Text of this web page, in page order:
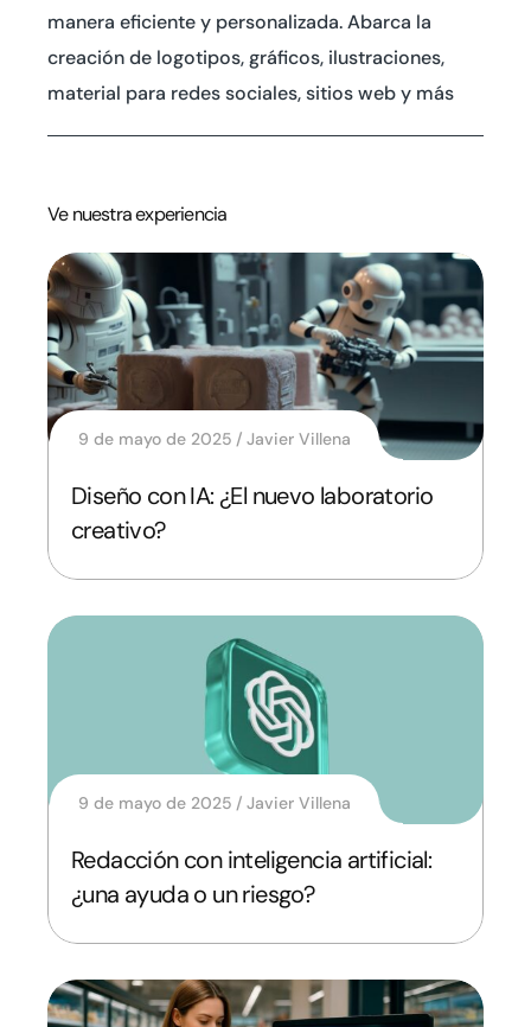
manera eficiente y personalizada. Abarca la
creación de logotipos, gráficos, ilustraciones,
material para redes sociales, sitios web y más
Ve nuestra experiencia
9 de mayo de 2025 Javier Villena
Diseño con IA: ¿El nuevo laboratorio
creativo?
9 de mayo de 2025 Javier Villena
Redacción con inteligencia artificial:
¿una ayuda o un riesgo?